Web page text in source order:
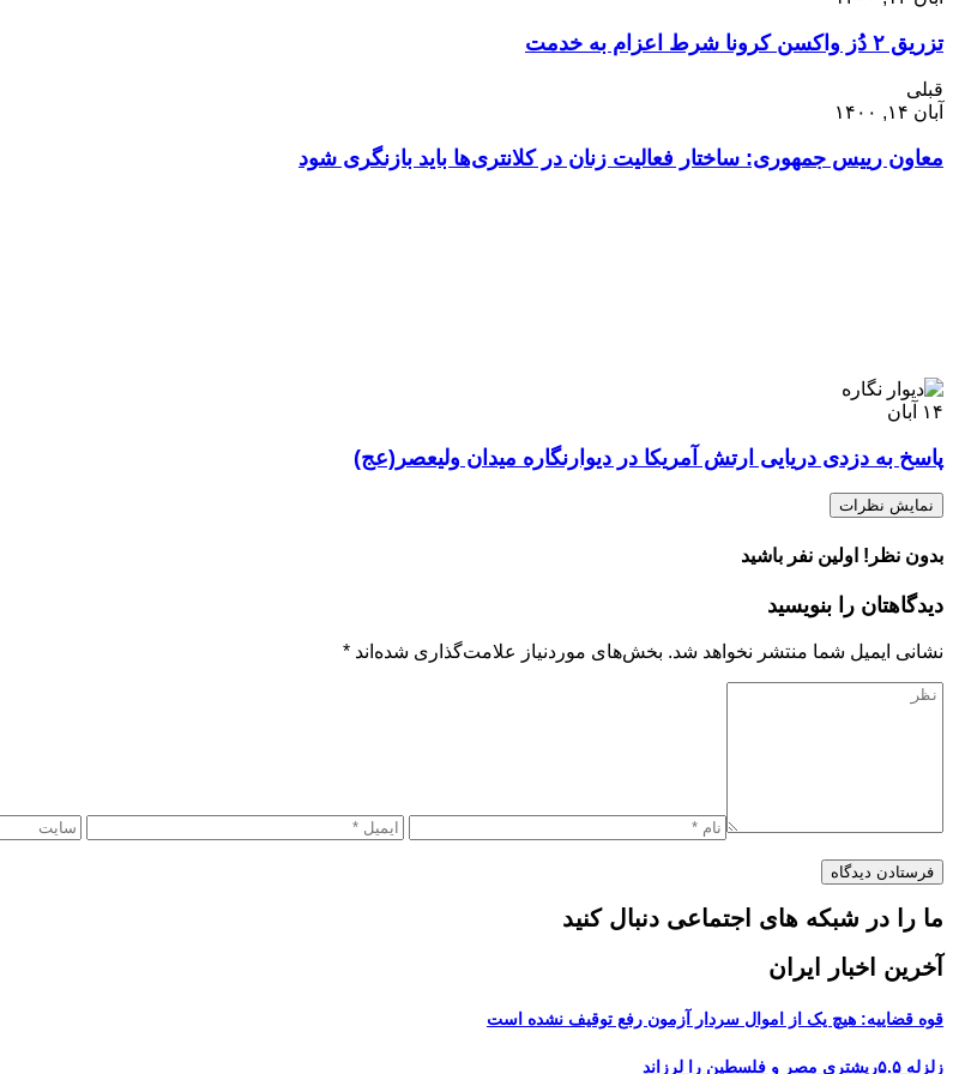
تزریق ۲ دُز واکسن کرونا شرط اعزام به خدمت
قبلی
آبان ۱۴, ۱۴۰۰
معاون رییس جمهوری: ساختار فعالیت زنان در کلانتری‌ها باید بازنگری شود
۱۴ آبان
پاسخ به دزدی دریایی ارتش آمریکا در دیوارنگاره میدان ولیعصر(عج)
نمایش نظرات
بدون نظر! اولین نفر باشید
دیدگاهتان را بنویسید
نشانی ایمیل شما منتشر نخواهد شد. بخش‌های موردنیاز علامت‌گذاری شده‌اند *
ما را در شبکه های اجتماعی دنبال کنید
آخرین اخبار ایران
قوه قضاییه: هیچ یک از اموال سردار آزمون رفع توقیف نشده است
زلزله ۵.۵ریشتری مصر و فلسطین را لرزاند